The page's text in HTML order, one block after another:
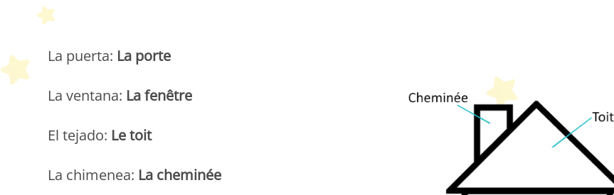
La puerta: La porte
La ventana: La fenêtre
El tejado: Le toit
La chimenea: La cheminée